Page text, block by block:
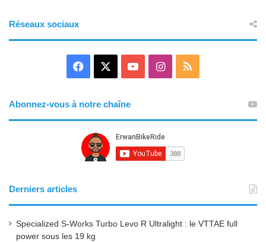
Réseaux sociaux
e
b
o
k
T
u
e
I
a
r
Abonnez-vous à notre chaîne
Derniers articles
Specialized S-Works Turbo Levo R Ultralight : le VTTAE full
power sous les 19 kg